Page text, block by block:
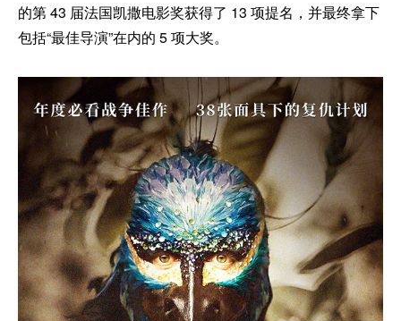
的第 43 届法国凯撒电影奖获得了 13 项提名，并最终拿下
包括“最佳导演”在内的 5 项大奖。